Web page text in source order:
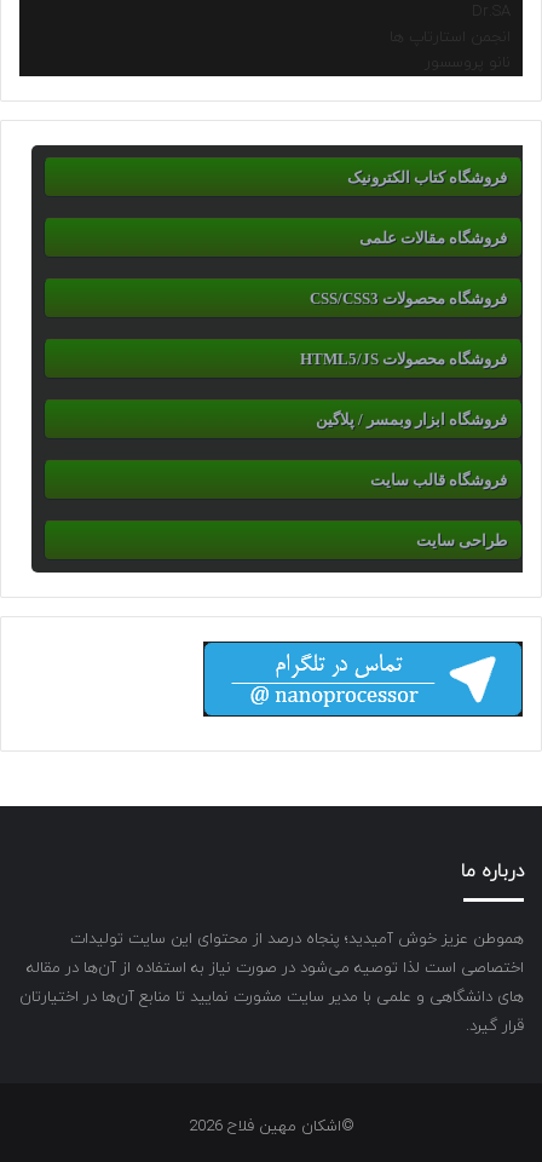
انجمن استارتاپ ها
نانو پروسسور
فروشگاه کتاب الکترونیک
فروشگاه مقالات علمی
فروشگاه محصولات CSS/CSS3
فروشگاه محصولات HTML5/JS
فروشگاه ابزار وبمسر / پلاگین
فروشگاه قالب سایت
طراحی سایت
درباره ما
هموطن عزیز خوش آمیدید؛ پنجاه درصد از محتوای این سایت تولیدات
اختصاصی است لذا توصیه می‌شود در صورت نیاز به استفاده از آن‌ها در مقاله
های دانشگاهی و علمی با مدیر سایت مشورت نمایید تا منابع آن‌ها در اختیارتان
قرار گیرد.
©اشکان مهین فلاح 2026